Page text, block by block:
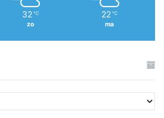
32 ℃
zo
22 ℃
ma